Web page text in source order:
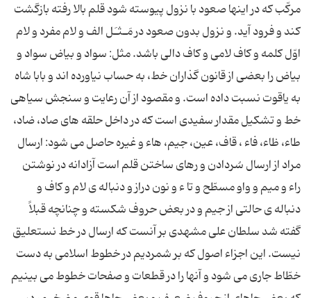
مركّب كه در اینها صعود با نزول پیوسته شود قلم بالا رفته بازگشت
كند و فرود آید. و نزول بدون صعود در مَـثـَل الف و لام مفرد و لام
اوّل كلمه و كاف لامی و كاف دالی باشد. مثل: سواد و بیاض سواد و
بیاض را بعضی از قانون گذاران خط، به حساب نیاورده اند و بابا شاه
به یاقوت نسبت داده است. و مقصود از آن رعایت و سنجش سیاهی
خط و تشكیل مقدار سفیدی است كه در داخل حلقه های صاد، ضاد،
طاء، ظاء، فاء ، قاف، عین، جیم، هاء و غیره حاصل می شود: ارسال
مراد از ارسال سُردادن و رهای ساختن قلم است آزادانه در نوشتن
راء و میم و واو مسطّح و تا ء و نون دراز و دنباله ی لام و كاف و
دنباله ی حالتی از جیم و در بعض حروف شكسته و چنانچه قبلاً
گفته شد سلطان علی مشهدی بر آنست كه ارسال در خط نستعلیق
نیست. این اجزاء اصول كه بر شمردیم در خطوط اسلامی به دست
خطّاط جاری می شود و آنها را در قطعات و صفحات خطوط می بینیم